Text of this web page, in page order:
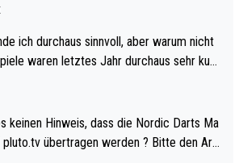
ich durchaus sinnvoll, aber warum nicht
Welt eh qualifi
automatische Qualifikation des Weltmei
J
übertragen werden ? Bitte den Arti